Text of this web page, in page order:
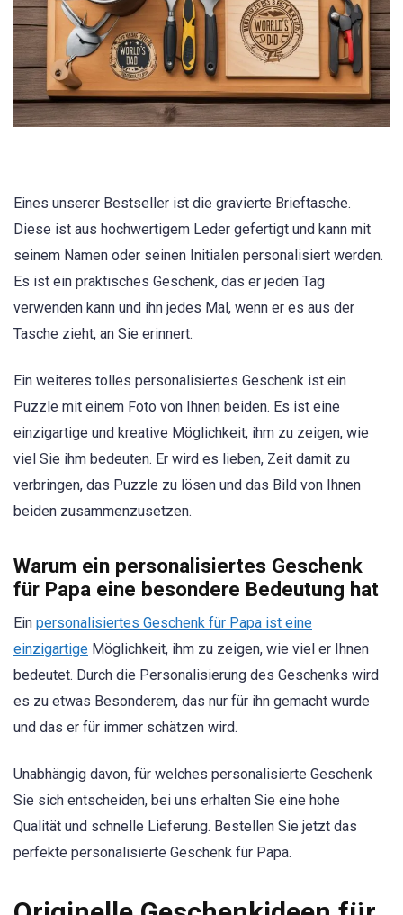
Eines unserer Bestseller ist die gravierte Brieftasche.
Diese ist aus hochwertigem Leder gefertigt und kann mit
seinem Namen oder seinen Initialen personalisiert werden.
Es ist ein praktisches Geschenk, das er jeden Tag
verwenden kann und ihn jedes Mal, wenn er es aus der
Tasche zieht, an Sie erinnert.
Ein weiteres tolles personalisiertes Geschenk ist ein
Puzzle mit einem Foto von Ihnen beiden. Es ist eine
einzigartige und kreative Möglichkeit, ihm zu zeigen, wie
viel Sie ihm bedeuten. Er wird es lieben, Zeit damit zu
verbringen, das Puzzle zu lösen und das Bild von Ihnen
beiden zusammenzusetzen.
Warum ein personalisiertes Geschenk
für Papa eine besondere Bedeutung hat
Ein personalisiertes Geschenk für Papa ist eine
einzigartige Möglichkeit, ihm zu zeigen, wie viel er Ihnen
bedeutet. Durch die Personalisierung des Geschenks wird
es zu etwas Besonderem, das nur für ihn gemacht wurde
und das er für immer schätzen wird.
Unabhängig davon, für welches personalisierte Geschenk
Sie sich entscheiden, bei uns erhalten Sie eine hohe
Qualität und schnelle Lieferung. Bestellen Sie jetzt das
perfekte personalisierte Geschenk für Papa.